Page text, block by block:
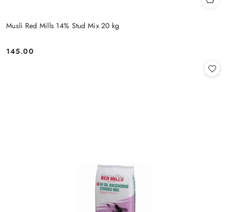
Musli Red Mills 14% Stud Mix 20 kg
Cena:
145.00